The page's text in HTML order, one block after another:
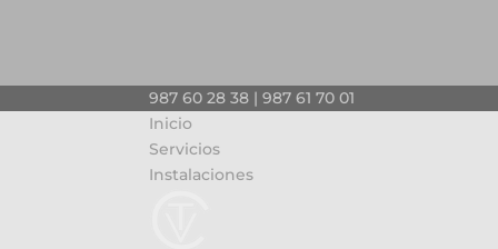
987 60 28 38 | 987 61 70 01
Inicio
Servicios
Instalaciones